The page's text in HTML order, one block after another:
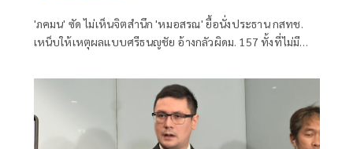
'ภคมน' ซัด ไม่เห็นจิตสำนึก 'หมอสรณ' ยื้อนั่งประธาน กสทช.
เหน็บให้เหตุผลแบบศรีธนญชัย อ้างกลัวผิดม. 157 ทั้งที่ไม่มี
ตำแหน่งได้แล้ว